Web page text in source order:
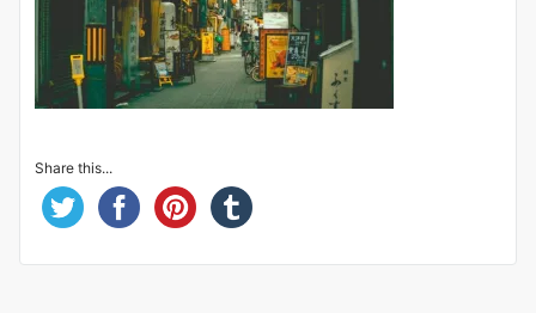
Share this...